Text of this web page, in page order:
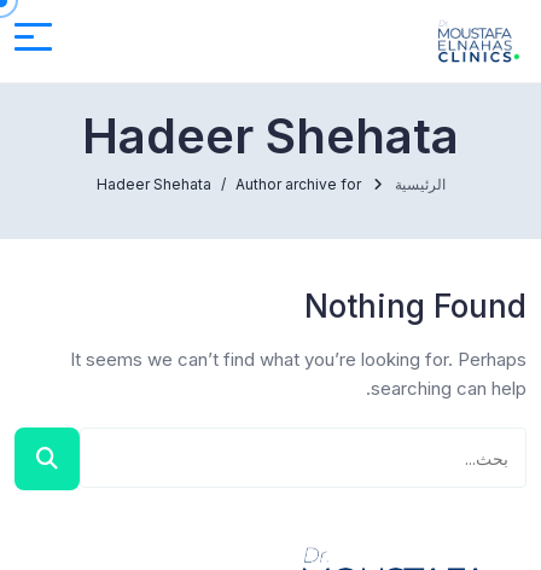
Hadeer Shehata
الرئيسية Author archive for
Hadeer Shehata
Nothing Found
It seems we can’t find what you’re looking for. Perhaps
searching can help.